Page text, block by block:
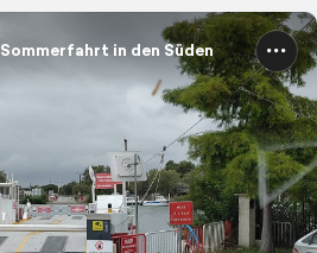
Sommerfahrt in den Süden